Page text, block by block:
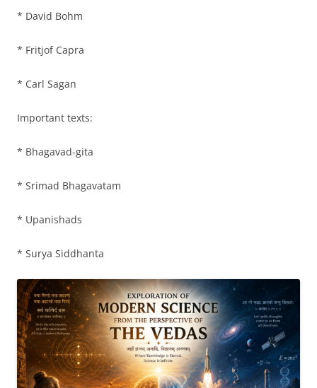
* David Bohm
* Fritjof Capra
* Carl Sagan
Important texts:
* Bhagavad-gita
* Srimad Bhagavatam
* Upanishads
* Surya Siddhanta